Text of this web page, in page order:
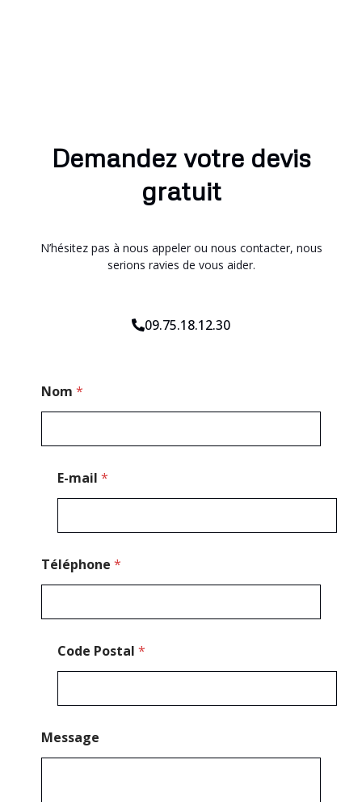
Demandez votre devis
gratuit
N’hésitez pas à nous appeler ou nous contacter, nous
serions ravies de vous aider.
09.75.18.12.30
P
o
Nom *
E-mail *
Téléphone *
Code Postal *
Message